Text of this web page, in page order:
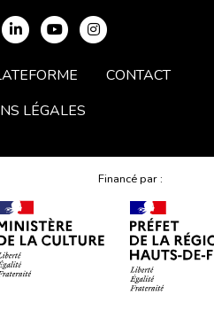
CONTACT
LÉGALES
Financé par :